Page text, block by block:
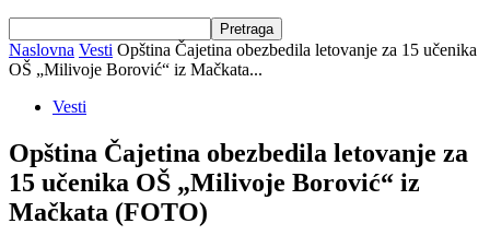
Naslovna Vesti Opština Čajetina obezbedila letovanje za 15 učenika
OŠ „Milivoje Borović“ iz Mačkata...
Vesti
Opština Čajetina obezbedila letovanje za
15 učenika OŠ „Milivoje Borović“ iz
Mačkata (FOTO)